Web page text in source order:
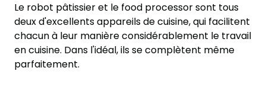
Le robot pâtissier et le food processor sont tous
deux d'excellents appareils de cuisine, qui facilitent
chacun à leur manière considérablement le travail
en cuisine. Dans l'idéal, ils se complètent même
parfaitement.